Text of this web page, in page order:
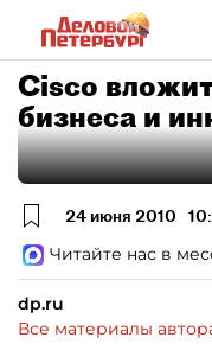
Cisco
бизнеса и
24 июня 2010
Читайте нас в
dp.ru
Все материалы